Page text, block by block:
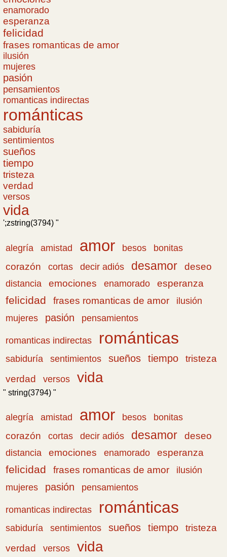
enamorado
esperanza
felicidad
frases romanticas de amor
ilusión
mujeres
pasión
pensamientos
romanticas indirectas
románticas
sabiduría
sentimientos
sueños
tiempo
tristeza
verdad
versos
vida
';zstring(3794) "
alegría amistad amor besos
bonitas
corazón
cortas decir adiós desamor deseo
distancia emociones enamorado esperanza
felicidad frases romanticas de amor
ilusión
mujeres
pasión pensamientos
romanticas indirectas románticas
sabiduría sentimientos sueños tiempo
tristeza
verdad
versos vida
" string(3794) "
alegría amistad amor besos
bonitas
corazón
cortas decir adiós desamor deseo
distancia emociones enamorado esperanza
felicidad frases romanticas de amor
ilusión
mujeres
pasión pensamientos
romanticas indirectas románticas
sabiduría sentimientos sueños tiempo
tristeza
verdad
versos vida